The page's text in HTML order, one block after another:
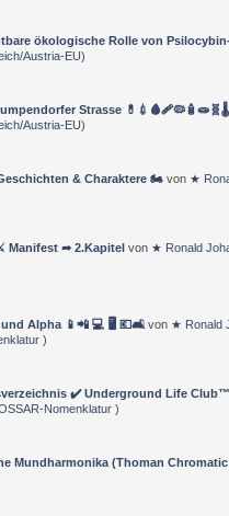
ökologische Rolle von
Austria-EU)
Strasse
Austria-EU)
& Charaktere 🏍 von ★
Manifest ➦ 2.Kapitelvon ★ Ronald
und Alpha 📱📲 💻 🖥️ 💶🛋️ von ★ Ronald
)
✔️ Underground Life Club™
Nomenklatur)
Mundharmonika (Thoman